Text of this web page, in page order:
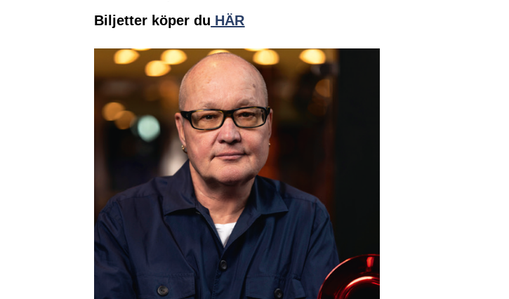
Biljetter köper du HÄR